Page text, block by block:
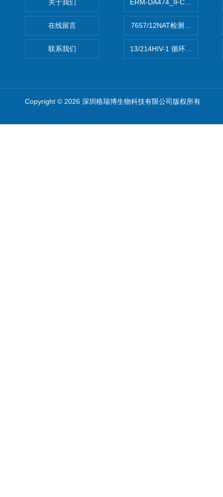
关于我们
在线留言
联系我们
ERM-DA474_IFCCC反应蛋
7657/12NAT检测的D型肝炎
13/214HIV-1 循环重组形式
Copyright © 2026 深圳格瑞博生物科技有限公司版权所有